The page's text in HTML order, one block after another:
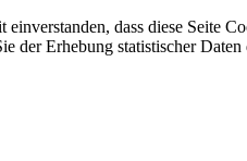
dass diese Seite
Erhebung statistischer